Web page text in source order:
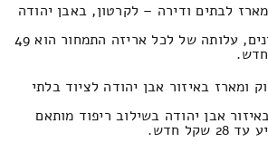
לבתים ודירה – לקרטון, באבן יהודה
תוספת לפי מס' הקרטונים, עלותה של לכל אריזה התמחור הוא 49
ומארז באיזור אבן יהודה לציוד בלתי
אבן יהודה בשילוב ריפוד מותאם